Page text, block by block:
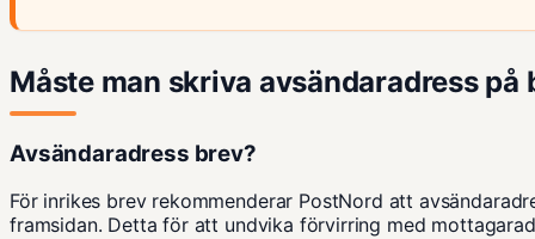
Måste man skriva avsändaradress på
Avsändaradress brev?
För inrikes brev rekommenderar PostNord att
framsidan. Detta för att undvika förvirring med